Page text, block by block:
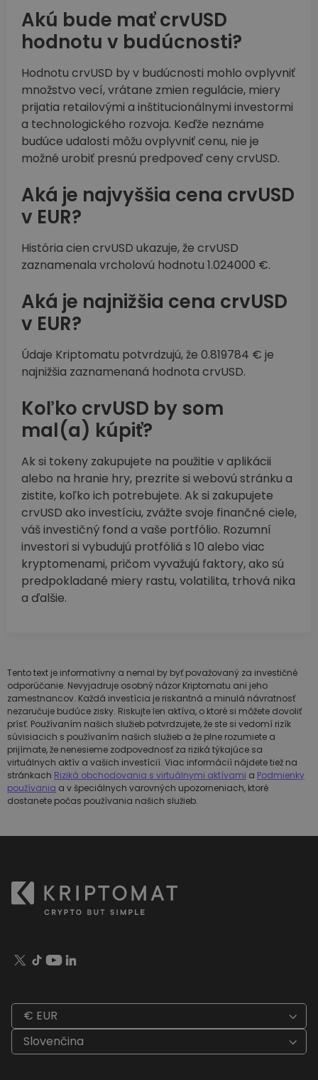
Akú bude mať crvUSD
hodnotu v budúcnosti?
Hodnotu crvUSD by v budúcnosti mohlo ovplyvniť
množstvo vecí, vrátane zmien regulácie, miery
prijatia retailovými a inštitucionálnymi investormi
a technologického rozvoja. Keďže neznáme
budúce udalosti môžu ovplyvniť cenu, nie je
možné urobiť presnú predpoveď ceny crvUSD.
Aká je najvyššia cena crvUSD
v EUR?
História cien crvUSD ukazuje, že crvUSD
zaznamenala vrcholovú hodnotu 1.024000 €.
Aká je najnižšia cena crvUSD
v EUR?
Údaje Kriptomatu potvrdzujú, že 0.819784 € je
najnižšia zaznamenaná hodnota crvUSD.
Koľko crvUSD by som
mal(a) kúpiť?
Ak si tokeny zakupujete na použitie v aplikácii
alebo na hranie hry, prezrite si webovú stránku a
zistite, koľko ich potrebujete. Ak si zakupujete
crvUSD ako investíciu, zvážte svoje finančné ciele,
váš investičný fond a vaše portfólio. Rozumní
investori si vybudujú protfóliá s 10 alebo viac
kryptomenami, pričom vyvažujú faktory, ako sú
predpokladané miery rastu, volatilita, trhová nika
a ďalšie.
Tento text je informatívny a nemal by byť považovaný za investičné
odporúčanie. Nevyjadruje osobný názor Kriptomatu ani jeho
zamestnancov. Každá investícia je riskantná a minulá návratnosť
nezaručuje budúce zisky. Riskujte len aktíva, o ktoré si môžete dovoliť
prísť. Používaním našich služieb potvrdzujete, že ste si vedomí rizík
súvisiacich s používaním našich služieb a že plne rozumiete a
prijímate, že nenesieme zodpovednosť za riziká týkajúce sa
virtuálnych aktív a vašich investícií. Viac informácií nájdete tiež na
stránkach Riziká obchodovania s virtuálnymi aktívami a Podmienky
používania a v špeciálnych varovných upozorneniach, ktoré
dostanete počas používania našich služieb.
€ EUR
Slovenčina